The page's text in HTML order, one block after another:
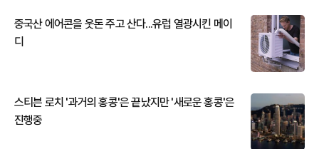
중국산 에어콘을 웃돈 주고 산다...유럽 열광시킨 메이
디
스티븐 로치 '과거의 홍콩'은 끝났지만 '새로운 홍콩'은
진행중